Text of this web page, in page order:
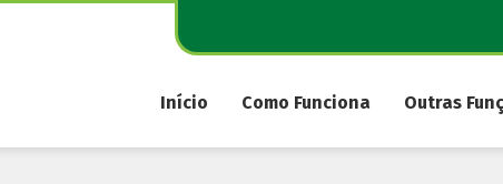
Início Como Funciona Outras